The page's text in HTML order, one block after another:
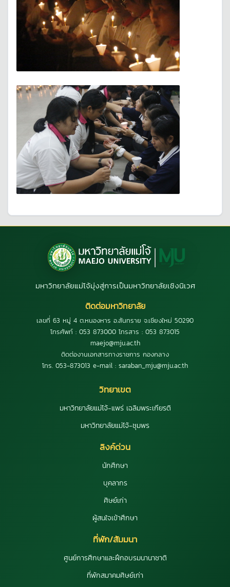
มหาวิทยาลัยแม่โจ้มุ่งสู่การเป็นมหาวิทยาลัยเชิงนิเวศ
ติดต่อมหาวิทยาลัย
เลขที่ 63 หมู่ 4 ต.หนองหาร อ.สันทราย จ.เชียงใหม่ 50290
โทรศัพท์ : 053 873000 โทรสาร : 053 873015
maejo@mju.ac.th
ติดต่องานเอกสารทางราชการ กองกลาง
โทร. 053-873013 e-mail : saraban_mju@mju.ac.th
วิทยาเขต
มหาวิทยาลัยแม่โจ้-แพร่ เฉลิมพระเกียรติ
มหาวิทยาลัยแม่โจ้-ชุมพร
ลิงค์ด่วน
นักศึกษา
บุคลากร
ศิษย์เก่า
ผู้สนใจเข้าศึกษา
ที่พัก/สัมมนา
ศูนย์การศึกษาและฝึกอบรมนานาชาติ
ที่พักสมาคมศิษย์เก่า